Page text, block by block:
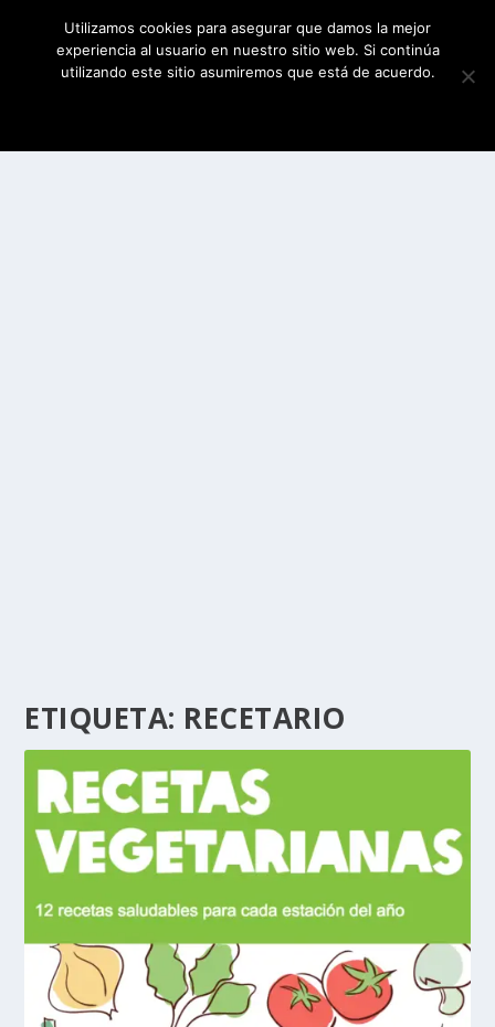
ETIQUETA: RECETARIO
Utilizamos cookies para asegurar que damos la mejor
experiencia al usuario en nuestro sitio web. Si continúa
utilizando este sitio asumiremos que está de acuerdo.